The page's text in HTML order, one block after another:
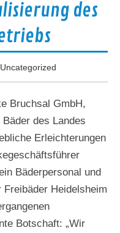
des
Uncategorized
Bruchsal GmbH,
des Landes
Erleichterungen
Bäderpersonal und
Heidelsheim
Botschaft: „Wir